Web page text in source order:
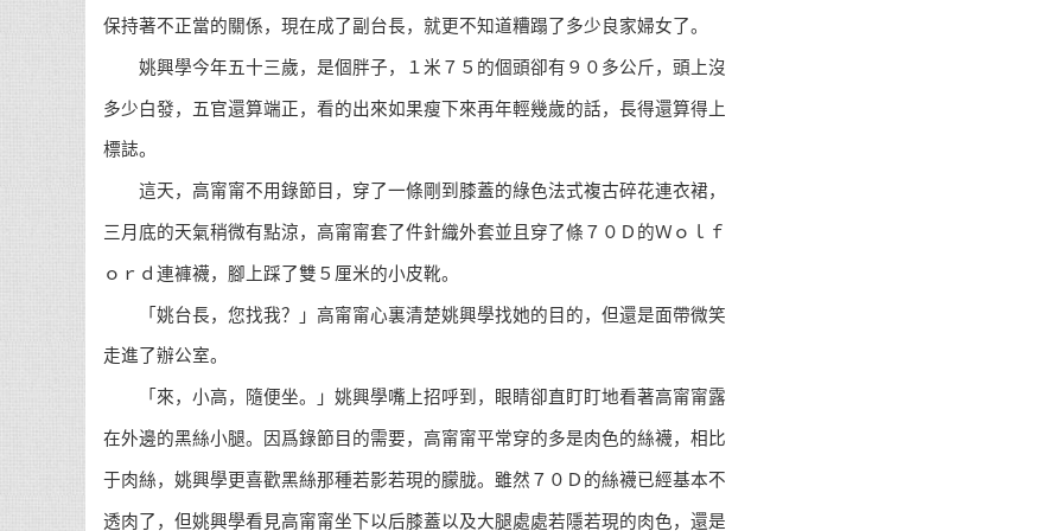
保持著不正當的關係，現在成了副台長，就更不知道糟蹋了多少良家婦女了。
姚興學今年五十三歲，是個胖子，１米７５的個頭卻有９０多公斤，頭上沒
多少白發，五官還算端正，看的出來如果瘦下來再年輕幾歲的話，長得還算得上
標誌。
這天，高甯甯不用錄節目，穿了一條剛到膝蓋的綠色法式複古碎花連衣裙，
三月底的天氣稍微有點涼，高甯甯套了件針織外套並且穿了條７０Ｄ的Ｗｏｌｆ
ｏｒｄ連褲襪，腳上踩了雙５厘米的小皮靴。
「姚台長，您找我？」高甯甯心裏清楚姚興學找她的目的，但還是面帶微笑
走進了辦公室。
「來，小高，隨便坐。」姚興學嘴上招呼到，眼睛卻直盯盯地看著高甯甯露
在外邊的黑絲小腿。因爲錄節目的需要，高甯甯平常穿的多是肉色的絲襪，相比
于肉絲，姚興學更喜歡黑絲那種若影若現的朦胧。雖然７０Ｄ的絲襪已經基本不
透肉了，但姚興學看見高甯甯坐下以后膝蓋以及大腿處處若隱若現的肉色，還是